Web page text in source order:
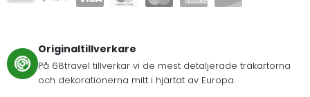
Originaltillverkare
På 68travel tillverkar vi de mest detaljerade träkartorna
och dekorationerna mitt i hjärtat av Europa.